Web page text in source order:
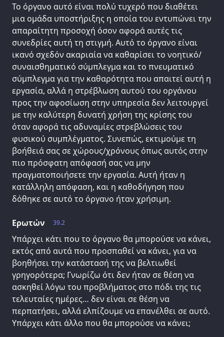
Το όργανο αυτό είναι πολύ τυχερό που διαθέτει
μια ομάδα υποστήριξης η οποία του εντυπώνει την
απαραίτητη προσοχή όσον αφορά αυτές τις
συνεδρίες αυτή τη στιγμή. Αυτό το όργανο είναι
ικανό σχεδόν ακαριαία να καθαρίσει το νοητικό/
συναισθηματικό σύμπλεγμα και το πνευματικό
σύμπλεγμα για την καθαρότητα που απαιτεί αυτή η
εργασία, αλλά η στρέβλωση αυτού του οργάνου
προς την αφοσίωση στην υπηρεσία δεν λειτουργεί
με την καλύτερη δυνατή χρήση της κρίσης του
όταν αφορά τις αδυναμίες στρεβλώσεις του
φυσικού συμπλέγματος. Συνεπώς, εκτιμούμε τη
βοήθειά σας σε χώρους/χρόνους όπως αυτός στην
πιο πρόσφατη απόφασή σας να μην
πραγματοποιήσετε την εργασία. Αυτή ήταν η
κατάλληλη απόφαση, και η καθοδήγηση που
δόθηκε σε αυτό το όργανο ήταν χρήσιμη.
39.2
Ερωτών
Υπάρχει κάτι που το όργανο θα μπορούσε να κάνει,
εκτός από αυτά που προσπαθεί να κάνει, για να
βοηθήσει την κατάστασή της να βελτιωθεί
γρηγορότερα; Γνωρίζω ότι δεν ήταν σε θέση να
ασκηθεί λόγω του προβλήματος στο πόδι της τις
τελευταίες ημέρες… δεν είναι σε θέση να
περπατήσει, αλλά ελπίζουμε να επανέλθει σε αυτό.
Υπάρχει κάτι άλλο που θα μπορούσε να κάνει;